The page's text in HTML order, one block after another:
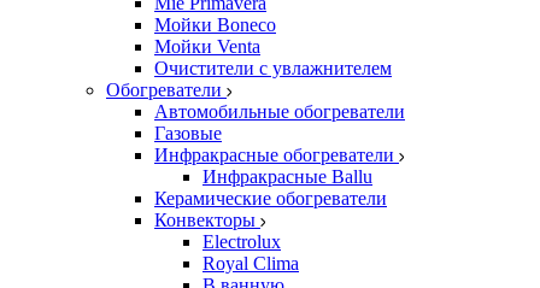
Мойки Boneco
Мойки Venta
Очистители с увлажнителем
Обогреватели
Автомобильные обогреватели
Газовые
Инфракрасные обогреватели
Инфракрасные Ballu
Керамические обогреватели
Конвекторы
Electrolux
Royal Clima